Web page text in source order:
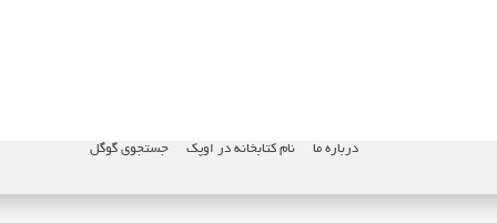
درباره ما نام کتابخانه در اوپک جستجوی گوگل